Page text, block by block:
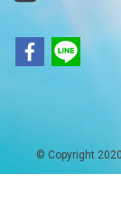
© Copyright